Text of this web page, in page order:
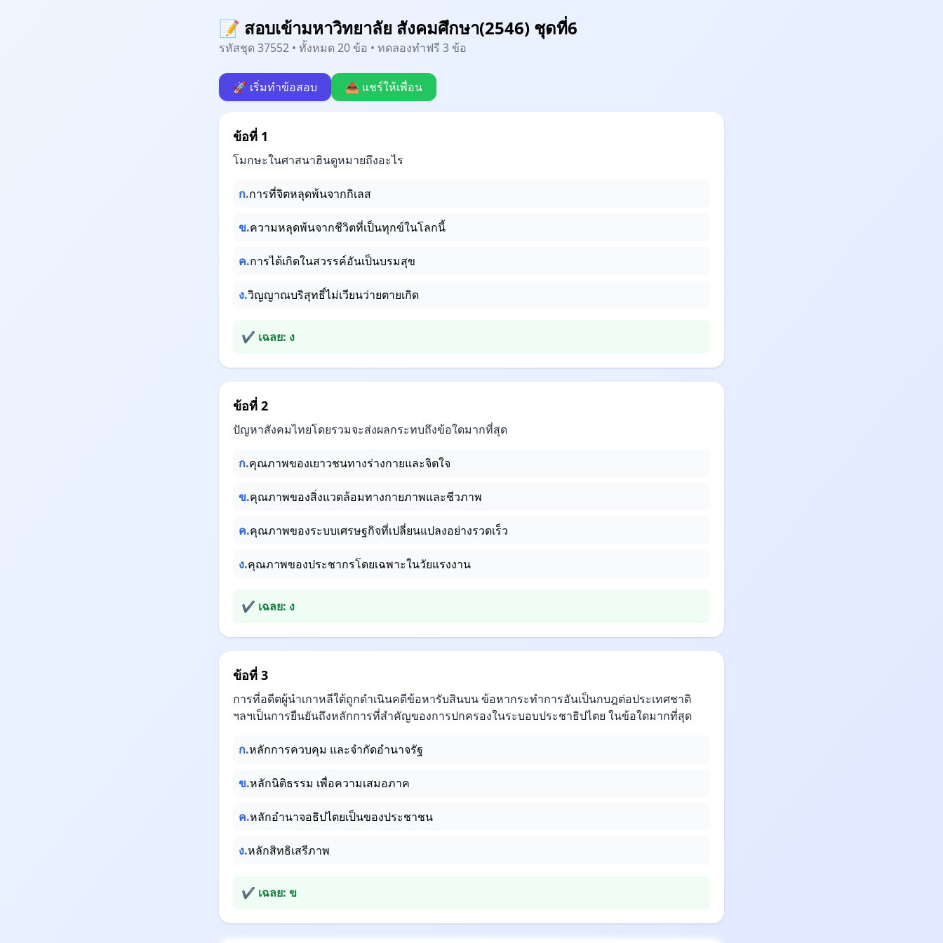
📝 สอบเข้ามหาวิทยาลัย สังคมศึกษา(2546) ชุดที่6
รหัสชุด 37552 • ทั้งหมด 20 ข้อ • ทดลองทำฟรี 3 ข้อ
🚀 เริ่มทำข้อสอบ 📤 แชร์ให้เพื่อน
ข้อที่ 1
โมกษะในศาสนาฮินดูหมายถึงอะไร
ก.การที่จิตหลุดพ้นจากกิเลส
ข.ความหลุดพ้นจากชีวิตที่เป็นทุกข์ในโลกนี้
ค.การได้เกิดในสวรรค์อันเป็นบรมสุข
ง.วิญญาณบริสุทธิ์ไม่เวียนว่ายตายเกิด
✔ เฉลย: ง
ข้อที่ 2
ปัญหาสังคมไทยโดยรวมจะส่งผลกระทบถึงข้อใดมากที่สุด
ก.คุณภาพของเยาวชนทางร่างกายและจิตใจ
ข.คุณภาพของสิ่งแวดล้อมทางกายภาพและชีวภาพ
ค.คุณภาพของระบบเศรษฐกิจที่เปลี่ยนแปลงอย่างรวดเร็ว
ง.คุณภาพของประชากรโดยเฉพาะในวัยแรงงาน
✔ เฉลย: ง
ข้อที่ 3
การที่อดีตผู้นำเกาหลีใต้ถูกดำเนินคดีข้อหารับสินบน ข้อหากระทำการอันเป็นกบฎต่อประเทศชาติ
ฯลฯเป็นการยืนยันถึงหลักการที่สำคัญของการปกครองในระบอบประชาธิปไตย ในข้อใดมากที่สุด
ก.หลักการควบคุม และจำกัดอำนาจรัฐ
ข.หลักนิติธรรม เพื่อความเสมอภาค
ค.หลักอำนาจอธิปไตยเป็นของประชาชน
ง.หลักสิทธิเสรีภาพ
✔ เฉลย: ข